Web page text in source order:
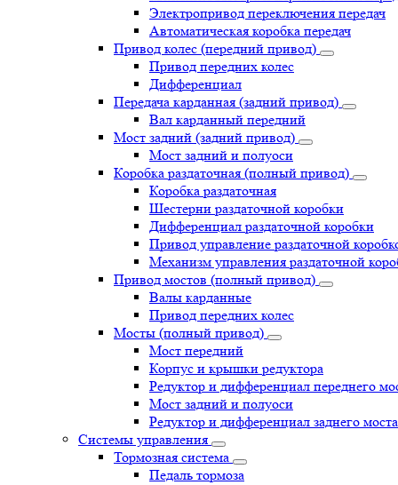
Электропривод переключения передач
Автоматическая коробка передач
Привод колес (передний привод)
Привод передних колес
Дифференциал
Передача карданная (задний привод)
Вал карданный передний
Мост задний (задний привод)
Мост задний и полуоси
Коробка раздаточная (полный привод)
Коробка раздаточная
Шестерни раздаточной коробки
Дифференциал раздаточной коробки
Привод управление раздаточной
Механизм управления раздаточной
Привод мостов (полный привод)
Валы карданные
Привод передних колес
Мосты (полный привод)
Мост передний
Корпус и крышки редуктора
Редуктор и дифференциал переднего
Мост задний и полуоси
Редуктор и дифференциал заднего моста
Системы управления
Тормозная система
Педаль тормоза